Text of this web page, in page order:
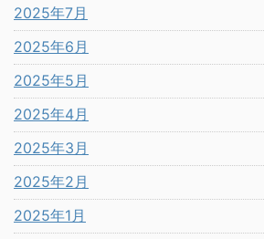
2025年7月
2025年6月
2025年5月
2025年4月
2025年3月
2025年2月
2025年1月